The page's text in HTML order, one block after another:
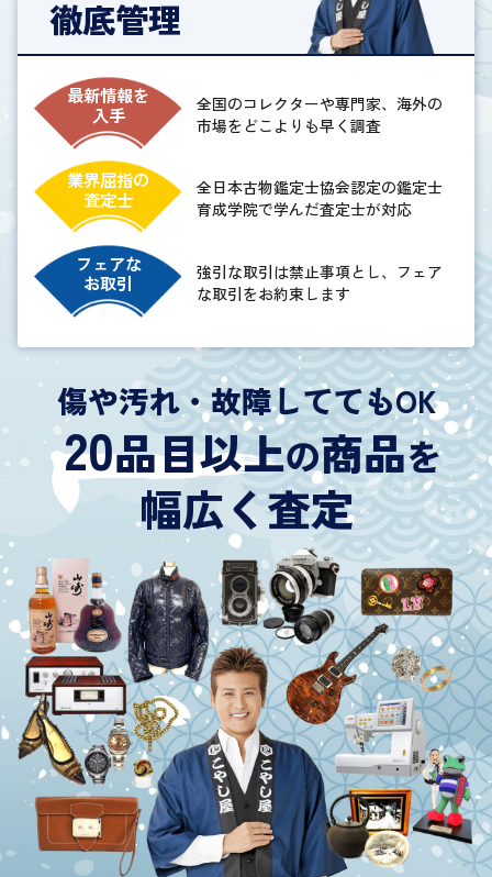
徹底管理
最新情報を
入手
全国のコレクターや専門家、海外の
市場をどこよりも早く調査
業界屈指の
査定士
全日本古物鑑定士協会認定の鑑定士
育成学院で学んだ査定士が対応
フェアな
お取引
強引な取引は禁止事項とし、フェア
な取引をお約束します
傷や汚れ・故障しててもOK
20品目以上の商品を
幅広く査定